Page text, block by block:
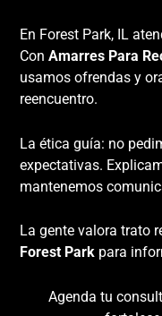
En Forest Park, IL
Con Amarres Para
usamos ofrendas y
reencuentro.
La ética guía: no
expectativas.
mantenemos
La gente valora trato
Forest Park para
Agenda tu